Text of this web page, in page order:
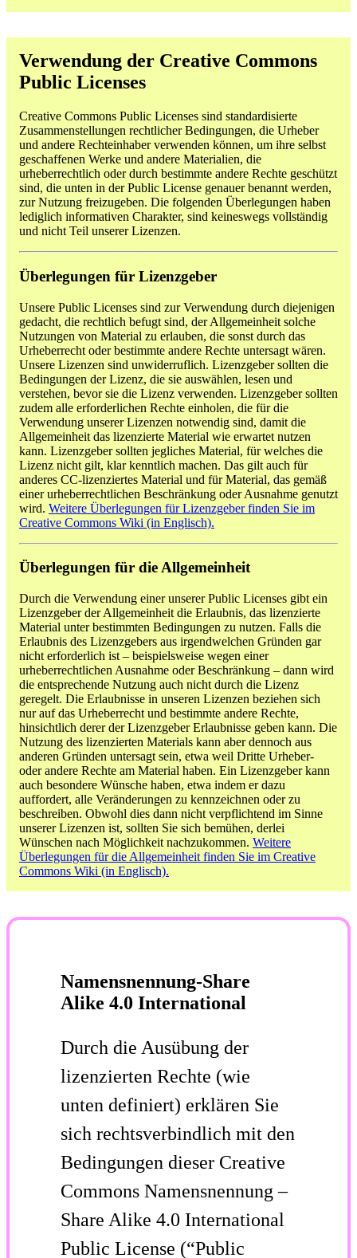
Verwendung der Creative Commons
Public Licenses
Creative Commons Public Licenses sind standardisierte
Zusammenstellungen rechtlicher Bedingungen, die Urheber
und andere Rechteinhaber verwenden können, um ihre selbst
geschaffenen Werke und andere Materialien, die
urheberrechtlich oder durch bestimmte andere Rechte geschützt
sind, die unten in der Public License genauer benannt werden,
zur Nutzung freizugeben. Die folgenden Überlegungen haben
lediglich informativen Charakter, sind keineswegs vollständig
und nicht Teil unserer Lizenzen.
Überlegungen für Lizenzgeber
Unsere Public Licenses sind zur Verwendung durch diejenigen
gedacht, die rechtlich befugt sind, der Allgemeinheit solche
Nutzungen von Material zu erlauben, die sonst durch das
Urheberrecht oder bestimmte andere Rechte untersagt wären.
Unsere Lizenzen sind unwiderruflich. Lizenzgeber sollten die
Bedingungen der Lizenz, die sie auswählen, lesen und
verstehen, bevor sie die Lizenz verwenden. Lizenzgeber sollten
zudem alle erforderlichen Rechte einholen, die für die
Verwendung unserer Lizenzen notwendig sind, damit die
Allgemeinheit das lizenzierte Material wie erwartet nutzen
kann. Lizenzgeber sollten jegliches Material, für welches die
Lizenz nicht gilt, klar kenntlich machen. Das gilt auch für
anderes CC-lizenziertes Material und für Material, das gemäß
einer urheberrechtlichen Beschränkung oder Ausnahme genutzt
wird. Weitere Überlegungen für Lizenzgeber finden Sie im
Creative Commons Wiki (in Englisch).
Überlegungen für die Allgemeinheit
Durch die Verwendung einer unserer Public Licenses gibt ein
Lizenzgeber der Allgemeinheit die Erlaubnis, das lizenzierte
Material unter bestimmten Bedingungen zu nutzen. Falls die
Erlaubnis des Lizenzgebers aus irgendwelchen Gründen gar
nicht erforderlich ist – beispielsweise wegen einer
urheberrechtlichen Ausnahme oder Beschränkung – dann wird
die entsprechende Nutzung auch nicht durch die Lizenz
geregelt. Die Erlaubnisse in unseren Lizenzen beziehen sich
nur auf das Urheberrecht und bestimmte andere Rechte,
hinsichtlich derer der Lizenzgeber Erlaubnisse geben kann. Die
Nutzung des lizenzierten Materials kann aber dennoch aus
anderen Gründen untersagt sein, etwa weil Dritte Urheber-
oder andere Rechte am Material haben. Ein Lizenzgeber kann
auch besondere Wünsche haben, etwa indem er dazu
auffordert, alle Veränderungen zu kennzeichnen oder zu
beschreiben. Obwohl dies dann nicht verpflichtend im Sinne
unserer Lizenzen ist, sollten Sie sich bemühen, derlei
Wünschen nach Möglichkeit nachzukommen. Weitere
Überlegungen für die Allgemeinheit finden Sie im Creative
Commons Wiki (in Englisch).
Namensnennung-Share
Alike 4.0 International
Durch die Ausübung der
lizenzierten Rechte (wie
unten definiert) erklären Sie
sich rechtsverbindlich mit den
Bedingungen dieser Creative
Commons Namensnennung –
Share Alike 4.0 International
Public License (“Public